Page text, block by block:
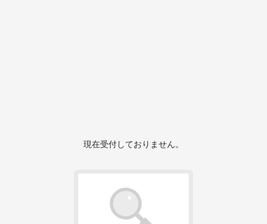
現在受付しておりません。